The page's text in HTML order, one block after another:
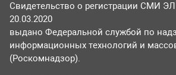
Свидетельство о регистрации СМИ
20.03.2020
выдано Федеральной службой по
информационных технологий и
(Роскомнадзор).